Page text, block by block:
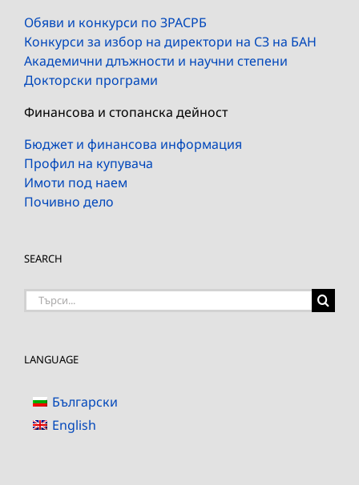
Обяви и конкурси по ЗРАСРБ
Конкурси за избор на директори на СЗ на БАН
Академични длъжности и научни степени
Докторски програми
Финансова и стопанска дейност
Бюджет и финансова информация
Профил на купувача
Имоти под наем
Почивно дело
SEARCH
Търсене
LANGUAGE
Български
English